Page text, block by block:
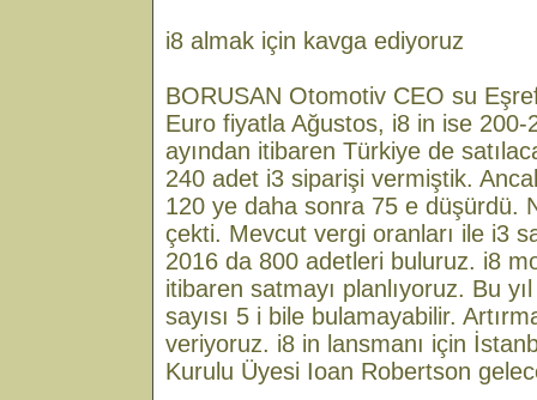
i8 almak için kavga ediyoruz
BORUSAN Otomotiv CEO su
Euro fiyatla Ağustos, i8 in ise
ayından itibaren Türkiye de
240 adet i3 siparişi vermiştik.
120 ye daha sonra 75 e düşürdü.
çekti. Mevcut vergi oranları ile i3
2016 da 800 adetleri buluruz. i8
itibaren satmayı planlıyoruz. Bu
sayısı 5 i bile bulamayabilir.
veriyoruz. i8 in lansmanı için
Kurulu Üyesi Ioan Robertson